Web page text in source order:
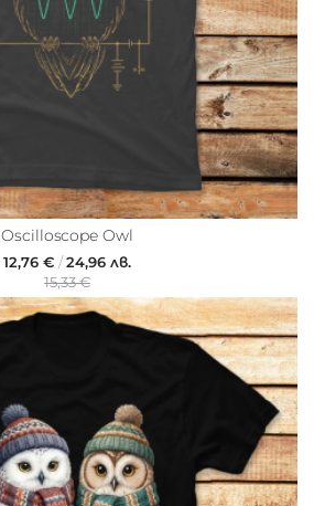
Oscilloscope Owl
12,76 € /24,96 лв.
15,33 €